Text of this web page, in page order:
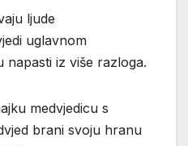
ljude
uglavnom
napasti iz više razloga.
medvjedicu s
brani svoju hranu